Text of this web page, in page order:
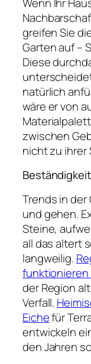
greifen Sie
Garten auf –
Diese
natürlich
wäre er von
zwischen
nicht zu ihrer
Trends in
und gehen.
Steine,
all das altert
langweilig.
funktionieren
der Region
Verfall.
Eichefür
entwickeln
den Jahren